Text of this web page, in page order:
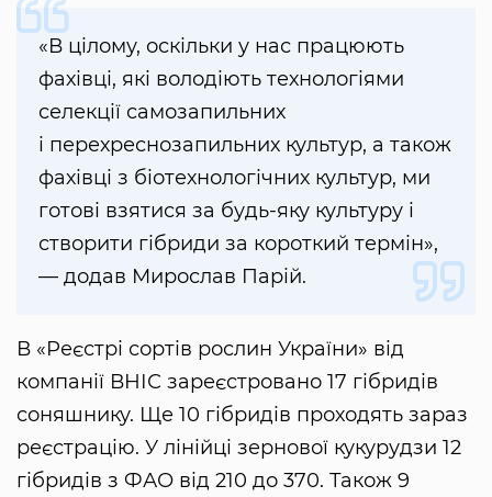
«В цілому, оскільки у нас працюють
фахівці, які володіють технологіями
селекції самозапильних
і перехреснозапильних культур, а також
фахівці з біотехнологічних культур, ми
готові взятися за будь-яку культуру і
створити гібриди за короткий термін»,
— додав Мирослав Парій.
В «Реєстрі сортів рослин України» від
компанії ВНІС зареєстровано 17 гібридів
соняшнику. Ще 10 гібридів проходять зараз
реєстрацію. У лінійці зернової кукурудзи 12
гібридів з ФАО від 210 до 370. Також 9